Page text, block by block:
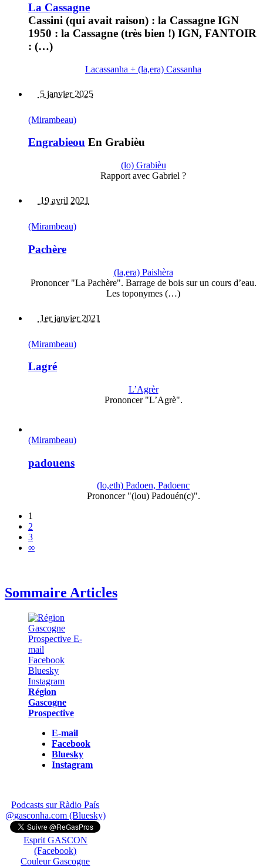
La Cassagne
Cassini (qui avait raison) : la Cassagne IGN
1950 : la Cassagne (très bien !) IGN, FANTOIR
: (…)
Lacassanha + (la,era) Cassanha
5 janvier 2025
(Mirambeau)
Engrabieou En Grabièu
(lo) Grabièu
Rapport avec Gabriel ?
19 avril 2021
(Mirambeau)
Pachère
(la,era) Paishèra
Prononcer "La Pachère". Barrage de bois sur un cours d’eau.
Les toponymes (…)
1er janvier 2021
(Mirambeau)
Lagré
L’Agrèr
Prononcer "L’Agrè".
(Mirambeau)
padouens
(lo,eth) Padoen, Padoenc
Prononcer "(lou) Padouén(c)".
1
2
3
∞
Sommaire Articles
Région
Gascogne
Prospective
E-mail
Facebook
Bluesky
Instagram
Podcasts sur Ràdio País
@gasconha.com (Bluesky)
Esprit GASCON
(Facebook)
Couleur Gascogne